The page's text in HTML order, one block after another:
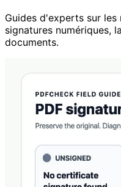
Guides d'experts sur les
signatures numériques,
documents.